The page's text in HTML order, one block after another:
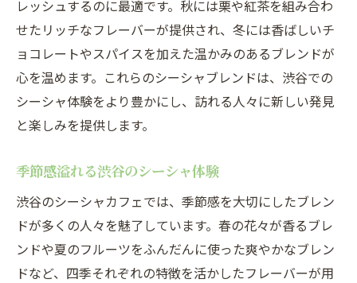
レッシュするのに最適です。秋には栗や紅茶を組み合わ
せたリッチなフレーバーが提供され、冬には香ばしいチ
ョコレートやスパイスを加えた温かみのあるブレンドが
心を温めます。これらのシーシャブレンドは、渋谷での
シーシャ体験をより豊かにし、訪れる人々に新しい発見
と楽しみを提供します。
季節感溢れる渋谷のシーシャ体験
渋谷のシーシャカフェでは、季節感を大切にしたブレン
ドが多くの人々を魅了しています。春の花々が香るブレ
ンドや夏のフルーツをふんだんに使った爽やかなブレン
ドなど、四季それぞれの特徴を活かしたフレーバーが用